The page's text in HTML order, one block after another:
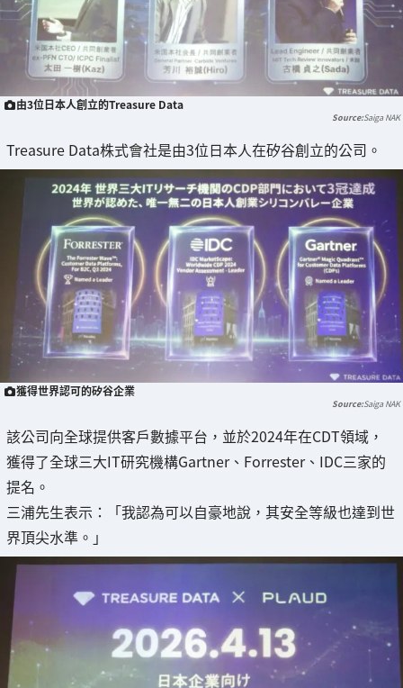
由3位日本人創立的Treasure Data
Saiga NAK
Treasure Data株式會社是由3位日本人在矽谷創立的公司。
獲得世界認可的矽谷企業
Saiga NAK
該公司向全球提供客戶數據平台，並於2024年在CDT領域，
獲得了全球三大IT研究機構Gartner、Forrester、IDC三家的
提名。
三浦先生表示：「我認為可以自豪地說，其安全等級也達到世
界頂尖水準。」